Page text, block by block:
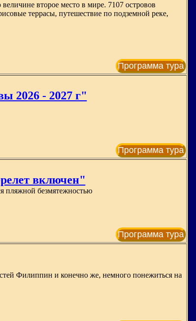
второе место в мире. 7107 островов
террасы, путешествие по подземной реке,
Программа тура
2026 - 2027 г"
Программа тура
включен"
пляжной безмятежностью
Программа тура
Филиппин и конечно же, немного понежиться на